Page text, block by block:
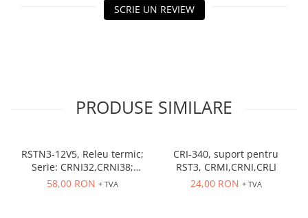
SCRIE UN REVIEW
PRODUSE SIMILARE
RSTN3-12V5, Releu termic;
Serie: CRNI32,CRNI38;
Contacte auxiliare: NC,NO
58,00 RON + TVA
CRI-340, suport pentru
RST3, CRMI,CRNI,CRLI
24,00 RON + TVA